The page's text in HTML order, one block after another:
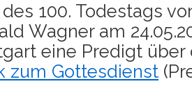
100. Todes­tags
Wag­ner am
eine Pre­digt
zum Got­tes­dienst